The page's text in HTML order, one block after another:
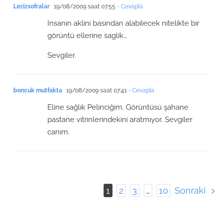
Lezizsofralar 19/08/2009 saat 07:55 - Cevapla
Insanin aklini basindan alabilecek nitelikte bir
görüntü ellerine saglik…
Sevgiler.
boncuk mutfakta 19/08/2009 saat 07:41 - Cevapla
Eline sağlık Pelinciğim. Görüntüsü şahane
pastane vitrinlerindekini aratmıyor. Sevgiler
canım.
1 2 3 … 10 Sonraki